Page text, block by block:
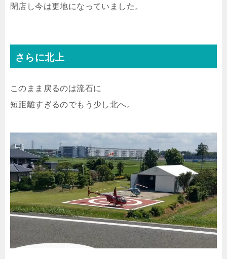
閉店し今は更地になっていました。
さらに北上
このまま戻るのは流石に
短距離すぎるのでもう少し北へ。